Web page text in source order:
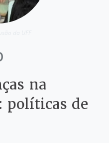
na
políticas de